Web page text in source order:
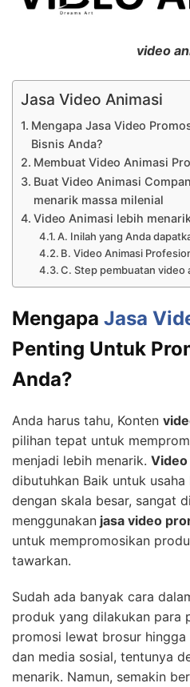
video
Jasa Video Animasi
Mengapa Jasa Video
Bisnis Anda?
Membuat Video Animasi
Buat Video Animasi
menarik massa milenial
Video Animasi lebih
A. Inilah yang Anda
B. Video Animasi
C. Step pembuatan video
Mengapa Jasa
Penting Untuk
Anda?
Anda harus tahu, Konten
pilihan tepat untuk
menjadi lebih menarik.
dibutuhkan Baik untuk
dengan skala besar, sangat
menggunakan jasa video
untuk mempromosikan
tawarkan.
Sudah ada banyak cara
produk yang dilakukan para
promosi lewat brosur
dan media sosial, tentunya
menarik. Namun, semakin